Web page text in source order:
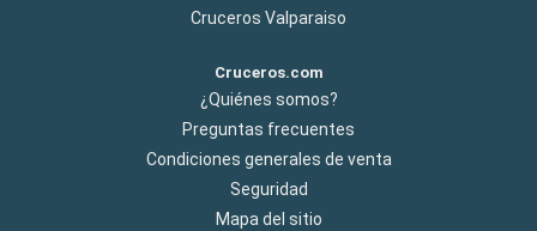
Cruceros Valparaiso
Cruceros.com
¿Quiénes somos?
Preguntas frecuentes
Condiciones generales de venta
Seguridad
Mapa del sitio